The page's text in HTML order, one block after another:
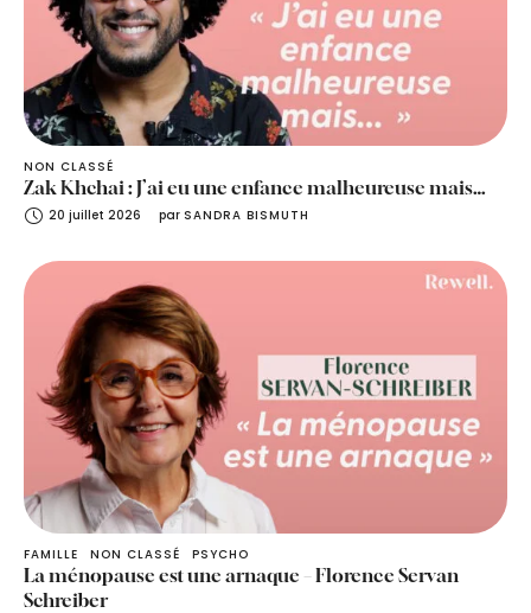
NON CLASSÉ
Zak Khchai : J’ai eu une enfance malheureuse mais…
20 juillet 2026 par SANDRA BISMUTH
FAMILLE NON CLASSÉ PSYCHO
La ménopause est une arnaque – Florence Servan
Schreiber